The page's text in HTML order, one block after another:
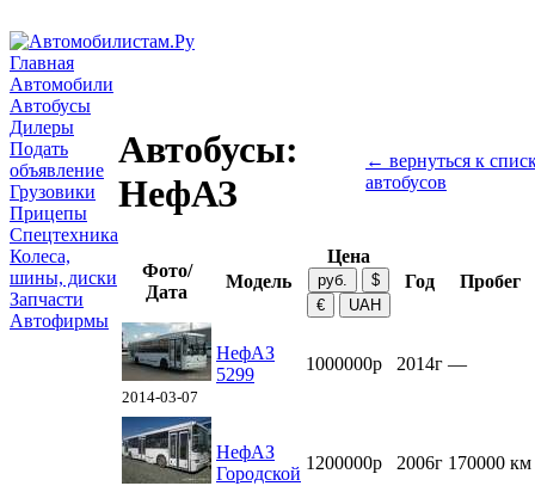
Главная
Автомобили
Автобусы
Дилеры
Подать
объявление
Грузовики
Прицепы
Спецтехника
Колеса,
шины, диски
Запчасти
Автофирмы
Автобусы:
НефАЗ
← вернуться к
автобусов
Фото/
Дата
Модель
Цена
Год
Пробег
2014-03-07
НефАЗ
5299
1000000р 2014г —
НефАЗ
Городской
1200000р 2006г 170000 км